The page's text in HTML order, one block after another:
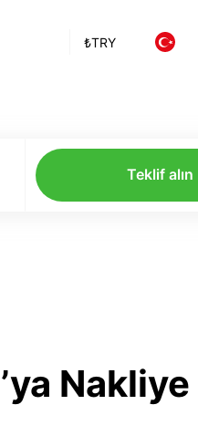
₺TRY
Teklif alın
Nakliye